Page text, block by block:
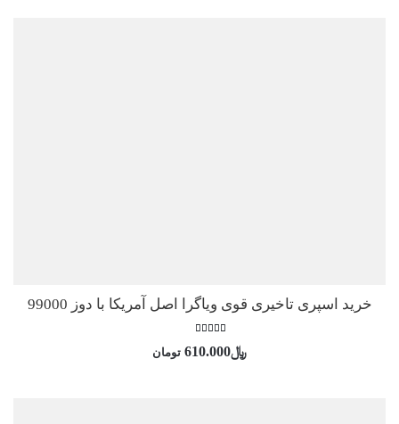
خرید اسپری تاخیری قوی ویاگرا اصل آمریکا با دوز 99000
5.00
﷼610.000 تومان